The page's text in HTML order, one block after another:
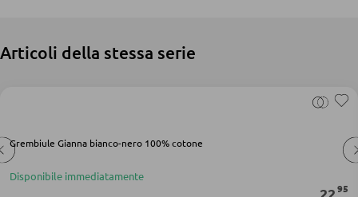
Materassi
Articoli della stessa serie
Grembiule Gianna bianco-nero 100% cotone
Disponibile immediatamente
95